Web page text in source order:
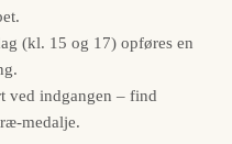
(kl. 15 og 17) opføres en
ved indgangen – find
medalje.